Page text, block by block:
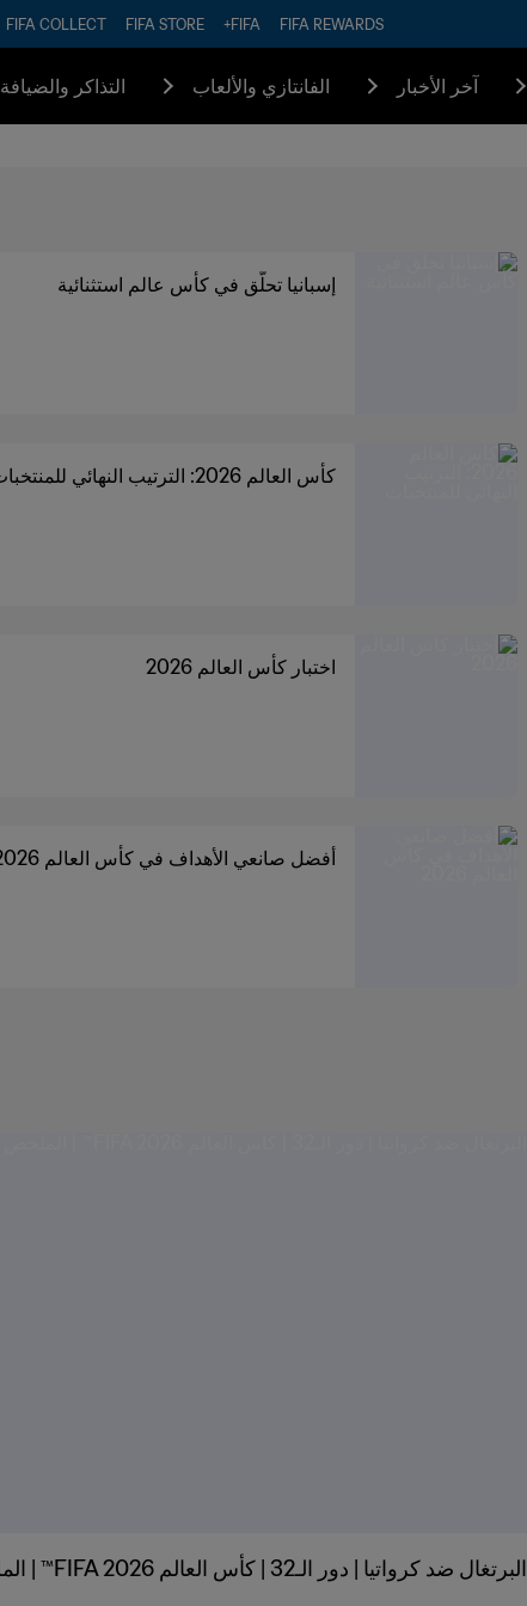
FIFA REWARDS
FIFA+
FIFA STORE
FIFA COLLECT
آخر الأخبار الفانتازي والألعاب التذاكر والضيافة
إسبانيا تحلّق في كأس عالم استثنائية
كأس العالم 2026: الترتيب النهائي للمنتخبات
اختبار كأس العالم 2026
أفضل صانعي الأهداف في كأس العالم 2026
البرتغال ضد كرواتيا | دور الـ32 | كأس العالم FIFA 2026™ | الملخص